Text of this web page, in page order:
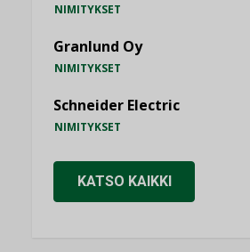
NIMITYKSET
Granlund Oy
NIMITYKSET
Schneider Electric
NIMITYKSET
KATSO KAIKKI